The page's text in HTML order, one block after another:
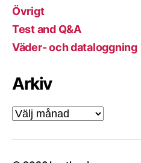
Övrigt
Test and Q&A
Väder- och dataloggning
Arkiv
Arkiv